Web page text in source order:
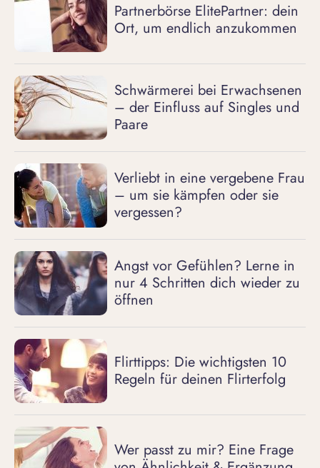
Partnerbörse ElitePartner: dein
Ort, um endlich anzukommen
Schwärmerei bei Erwachsenen
– der Einfluss auf Singles und
Paare
Verliebt in eine vergebene Frau
– um sie kämpfen oder sie
vergessen?
Angst vor Gefühlen? Lerne in
nur 4 Schritten dich wieder zu
öffnen
Flirttipps: Die wichtigsten 10
Regeln für deinen Flirterfolg
Wer passt zu mir? Eine Frage